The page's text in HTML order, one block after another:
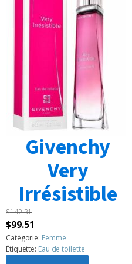
Givenchy
Very
Irrésistible
$142.31
Le
prix
initial
$99.51
prix
actuel
Catégorie: Femme
Étiquette: Eau de toilette